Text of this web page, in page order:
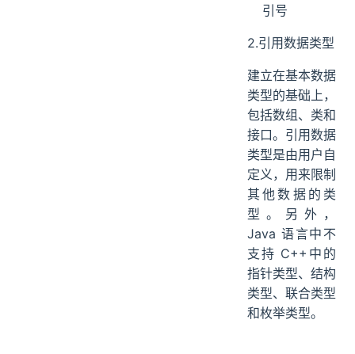
引号
2.引用数据类型
建立在基本数据
类型的基础上，
包括数组、类和
接口。引用数据
类型是由用户自
定义，用来限制
其他数据的类
型。另外，
Java 语言中不
支持 C++中的
指针类型、结构
类型、联合类型
和枚举类型。